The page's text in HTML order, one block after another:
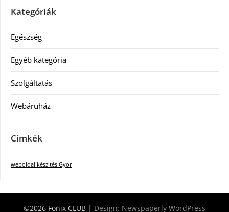
Kategóriák
Egészség
Egyéb kategória
Szolgáltatás
Webáruház
Címkék
weboldal készítés Győr
©2026 Fonix CLUB | Design: Newspaperly WordPress